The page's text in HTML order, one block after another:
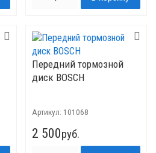
Передний тормозной
диск BOSCH
Артикул: 101068
2 500руб.